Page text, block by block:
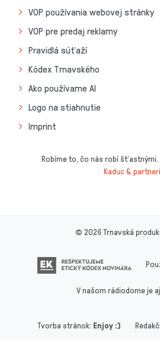
VOP používania webovej stránky
VOP pre predaj reklamy
Pravidlá súťaží
Kódex Trnavského
Ako používame AI
Logo na stiahnutie
Imprint
Robíme to, čo nás robí
Kaduc & partneri
© 2026 Trnavská
V našom rádiodome je aj
Tvorba stránok: Enjoy :)